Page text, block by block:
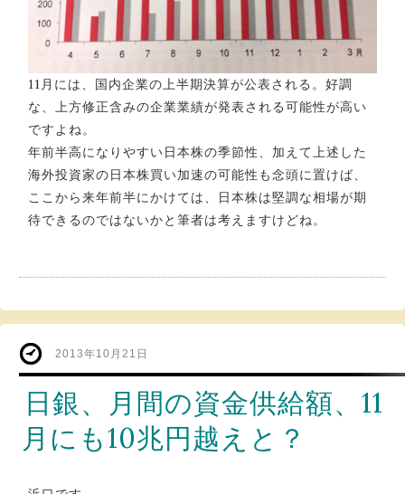
11月には、国内企業の上半期決算が公表される。好調
な、上方修正含みの企業業績が発表される可能性が高い
ですよね。
年前半高になりやすい日本株の季節性、加えて上述した
海外投資家の日本株買い加速の可能性も念頭に置けば、
ここから来年前半にかけては、日本株は堅調な相場が期
待できるのではないかと筆者は考えますけどね。
2013年10月21日
日銀、月間の資金供給額、11
月にも10兆円越えと？